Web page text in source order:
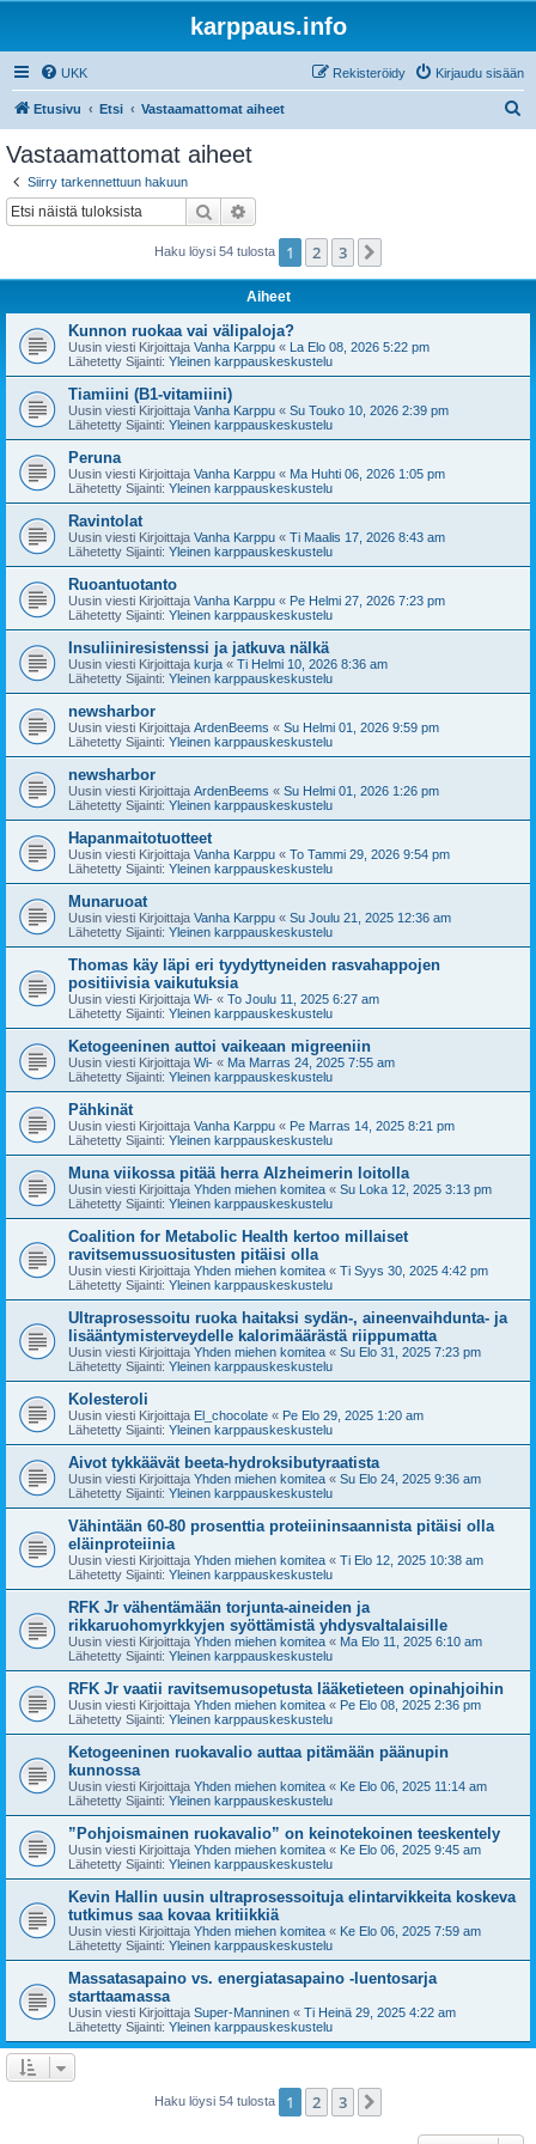
karppaus.info
UKK Kirjaudu sisään
Rekisteröidy
Etusivu Etsi Vastaamattomat aiheet
Vastaamattomat aiheet
Siirry tarkennettuun hakuun
Etsi
Haku löysi 54 tulosta 1 2 3
Aiheet
Kunnon ruokaa vai välipaloja?
Uusin viesti Kirjoittaja Vanha Karppu « La Elo 08, 2026 5:22 pm
Lähetetty Sijainti: Yleinen karppauskeskustelu
Tiamiini (B1-vitamiini)
Uusin viesti Kirjoittaja Vanha Karppu « Su Touko 10, 2026 2:39 pm
Lähetetty Sijainti: Yleinen karppauskeskustelu
Peruna
Uusin viesti Kirjoittaja Vanha Karppu « Ma Huhti 06, 2026 1:05 pm
Lähetetty Sijainti: Yleinen karppauskeskustelu
Ravintolat
Uusin viesti Kirjoittaja Vanha Karppu « Ti Maalis 17, 2026 8:43 am
Lähetetty Sijainti: Yleinen karppauskeskustelu
Ruoantuotanto
Uusin viesti Kirjoittaja Vanha Karppu « Pe Helmi 27, 2026 7:23 pm
Lähetetty Sijainti: Yleinen karppauskeskustelu
Insuliiniresistenssi ja jatkuva nälkä
Uusin viesti Kirjoittaja kurja « Ti Helmi 10, 2026 8:36 am
Lähetetty Sijainti: Yleinen karppauskeskustelu
newsharbor
Uusin viesti Kirjoittaja ArdenBeems « Su Helmi 01, 2026 9:59 pm
Lähetetty Sijainti: Yleinen karppauskeskustelu
newsharbor
Uusin viesti Kirjoittaja ArdenBeems « Su Helmi 01, 2026 1:26 pm
Lähetetty Sijainti: Yleinen karppauskeskustelu
Hapanmaitotuotteet
Uusin viesti Kirjoittaja Vanha Karppu « To Tammi 29, 2026 9:54 pm
Lähetetty Sijainti: Yleinen karppauskeskustelu
Munaruoat
Uusin viesti Kirjoittaja Vanha Karppu « Su Joulu 21, 2025 12:36 am
Lähetetty Sijainti: Yleinen karppauskeskustelu
Thomas käy läpi eri tyydyttyneiden rasvahappojen
positiivisia vaikutuksia
Uusin viesti Kirjoittaja Wi- « To Joulu 11, 2025 6:27 am
Lähetetty Sijainti: Yleinen karppauskeskustelu
Ketogeeninen auttoi vaikeaan migreeniin
Uusin viesti Kirjoittaja Wi- « Ma Marras 24, 2025 7:55 am
Lähetetty Sijainti: Yleinen karppauskeskustelu
Pähkinät
Uusin viesti Kirjoittaja Vanha Karppu « Pe Marras 14, 2025 8:21 pm
Lähetetty Sijainti: Yleinen karppauskeskustelu
Muna viikossa pitää herra Alzheimerin loitolla
Uusin viesti Kirjoittaja Yhden miehen komitea « Su Loka 12, 2025 3:13 pm
Lähetetty Sijainti: Yleinen karppauskeskustelu
Coalition for Metabolic Health kertoo millaiset
ravitsemussuositusten pitäisi olla
Uusin viesti Kirjoittaja Yhden miehen komitea « Ti Syys 30, 2025 4:42 pm
Lähetetty Sijainti: Yleinen karppauskeskustelu
Ultraprosessoitu ruoka haitaksi sydän-, aineenvaihdunta- ja
lisääntymisterveydelle kalorimäärästä riippumatta
Uusin viesti Kirjoittaja Yhden miehen komitea « Su Elo 31, 2025 7:23 pm
Lähetetty Sijainti: Yleinen karppauskeskustelu
Kolesteroli
Uusin viesti Kirjoittaja El_chocolate « Pe Elo 29, 2025 1:20 am
Lähetetty Sijainti: Yleinen karppauskeskustelu
Aivot tykkäävät beeta-hydroksibutyraatista
Uusin viesti Kirjoittaja Yhden miehen komitea « Su Elo 24, 2025 9:36 am
Lähetetty Sijainti: Yleinen karppauskeskustelu
Vähintään 60-80 prosenttia proteiininsaannista pitäisi olla
eläinproteiinia
Uusin viesti Kirjoittaja Yhden miehen komitea « Ti Elo 12, 2025 10:38 am
Lähetetty Sijainti: Yleinen karppauskeskustelu
RFK Jr vähentämään torjunta-aineiden ja
rikkaruohomyrkkyjen syöttämistä yhdysvaltalaisille
Uusin viesti Kirjoittaja Yhden miehen komitea « Ma Elo 11, 2025 6:10 am
Lähetetty Sijainti: Yleinen karppauskeskustelu
RFK Jr vaatii ravitsemusopetusta lääketieteen opinahjoihin
Uusin viesti Kirjoittaja Yhden miehen komitea « Pe Elo 08, 2025 2:36 pm
Lähetetty Sijainti: Yleinen karppauskeskustelu
Ketogeeninen ruokavalio auttaa pitämään päänupin
kunnossa
Uusin viesti Kirjoittaja Yhden miehen komitea « Ke Elo 06, 2025 11:14 am
Lähetetty Sijainti: Yleinen karppauskeskustelu
”Pohjoismainen ruokavalio” on keinotekoinen teeskentely
Uusin viesti Kirjoittaja Yhden miehen komitea « Ke Elo 06, 2025 9:45 am
Lähetetty Sijainti: Yleinen karppauskeskustelu
Kevin Hallin uusin ultraprosessoituja elintarvikkeita koskeva
tutkimus saa kovaa kritiikkiä
Uusin viesti Kirjoittaja Yhden miehen komitea « Ke Elo 06, 2025 7:59 am
Lähetetty Sijainti: Yleinen karppauskeskustelu
Massatasapaino vs. energiatasapaino -luentosarja
starttaamassa
Uusin viesti Kirjoittaja Super-Manninen « Ti Heinä 29, 2025 4:22 am
Lähetetty Sijainti: Yleinen karppauskeskustelu
Haku löysi 54 tulosta 1 2 3